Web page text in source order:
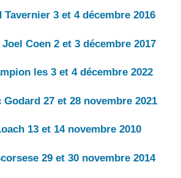
3 et 4 décembre 2016
Coen 2 et 3 décembre 2017
les 3 et 4 décembre 2022
27 et 28 novembre 2021
13 et 14 novembre 2010
29 et 30 novembre 2014